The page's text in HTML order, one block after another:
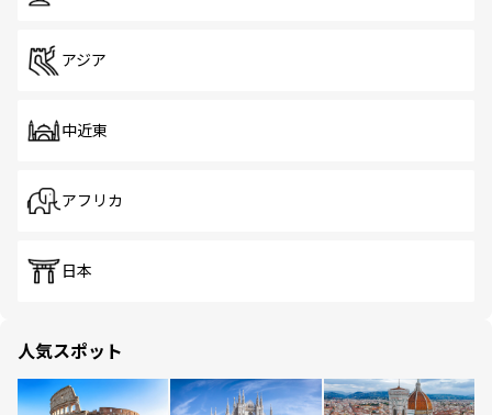
アジア
中近東
アフリカ
日本
人気スポット